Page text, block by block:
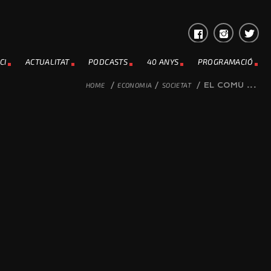
ACTUALITAT PODCASTS 40 ANYS PROGRAMACIÓ
HOME / ECONOMIA / SOCIETAT / EL COMÚ ...